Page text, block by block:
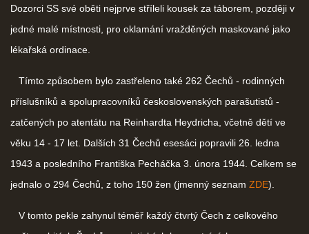
Dozorci SS své oběti nejprve stříleli kousek za táborem, později v
jedné malé místnosti, pro oklamání vražděných maskované jako
lékařská ordinace.
Tímto způsobem bylo zastřeleno také 262 Čechů - rodinných
příslušníků a spolupracovníků československých parašutistů -
zatčených po atentátu na Reinhardta Heydricha, včetně dětí ve
věku 14 - 17 let. Dalších 31 Čechů esesáci popravili 26. ledna
1943 a posledního Františka Pecháčka 3. února 1944. Celkem se
jednalo o 294 Čechů, z toho 150 žen (jmenný seznam ZDE).
V tomto pekle zahynul téměř každý čtvrtý Čech z celkového